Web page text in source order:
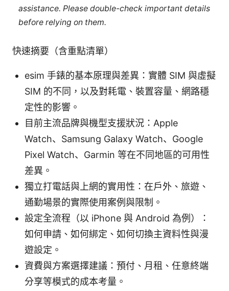
assistance. Please double-check important details
before relying on them.
快速摘要（含重點清單）
esim 手錶的基本原理與差異：實體 SIM 與虛擬
SIM 的不同，以及對耗電、裝置容量、網路穩
定性的影響。
目前主流品牌與機型支援狀況：Apple
Watch、Samsung Galaxy Watch、Google
Pixel Watch、Garmin 等在不同地區的可用性
差異。
獨立打電話與上網的實用性：在戶外、旅遊、
通勤場景的實際使用案例與限制。
設定全流程（以 iPhone 與 Android 為例）：
如何申請、如何綁定、如何切換主資料性與漫
遊設定。
資費與方案選擇建議：預付、月租、任意終端
分享等模式的成本考量。